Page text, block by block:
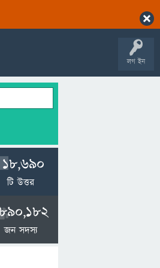
লগ ইন
18,690
টি উত্তর
জন সদস্য